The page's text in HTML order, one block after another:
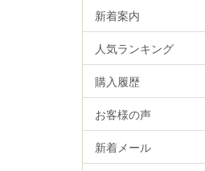
新着案内
人気ランキング
購入履歴
お客様の声
新着メール